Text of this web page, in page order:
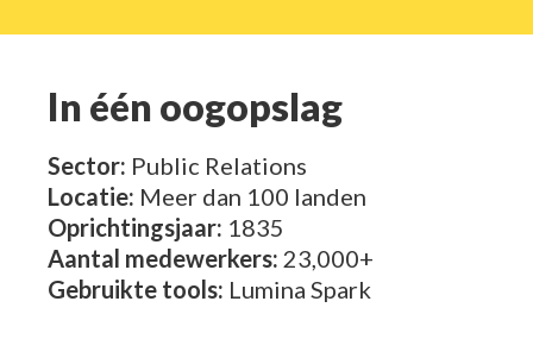
In één oogopslag
Sector: Public Relations
Locatie: Meer dan 100 landen
Oprichtingsjaar: 1835
Aantal medewerkers: 23,000+
Gebruikte tools: Lumina Spark